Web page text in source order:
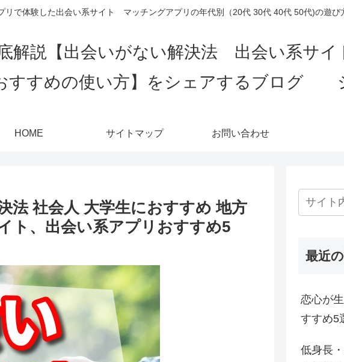
リで体験した出会い系サイト マッチングアプリの年代別（20代 30代 40代 50代)の遊び
解説【出会いがない解決法 出会い系サ
すすめの使い方】をシェアするブログ
HOME サイトマップ お問い合わせ
法 社会人 大学生におすすめ 地方
ト、出会い系アプリおすすめ5
最近
恋心が
すすめ5
低身長